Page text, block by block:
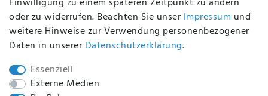
BEI UNS SIND SIE SICHER!
oder zu widerrufen. Beachten Sie unser Impressum und
weitere Hinweise zur Verwendung personenbezogener
Daten in unserer Daten­schutz­erklärung.
Essenziell
Externe Medien